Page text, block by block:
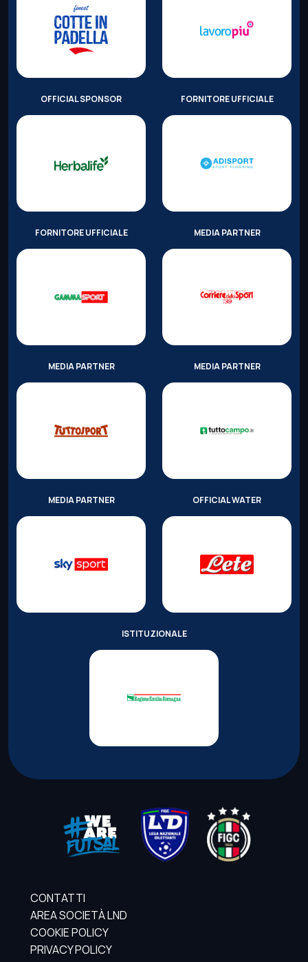
OFFICIAL SPONSOR FORNITORE UFFICIALE
FORNITORE UFFICIALE MEDIA PARTNER
MEDIA PARTNER MEDIA PARTNER
MEDIA PARTNER OFFICIAL WATER
ISTITUZIONALE
CONTATTI
AREA SOCIETÀ LND
COOKIE POLICY
PRIVACY POLICY